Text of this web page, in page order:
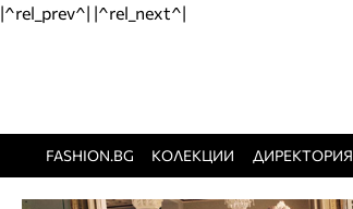
|^rel_prev^| |^rel_next^|
FASHION.BG КОЛЕКЦИИ ДИРЕКТОРИЯ